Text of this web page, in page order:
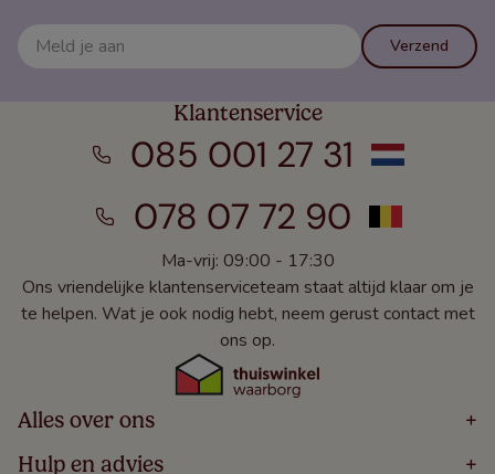
Verzend
Klantenservice
085 001 27 31
078 07 72 90
Ma-vrij: 09:00 - 17:30
Ons vriendelijke klantenserviceteam staat altijd klaar om je
te helpen. Wat je ook nodig hebt, neem gerust contact met
ons op.
Alles over ons +
Home
Hulp en advies +